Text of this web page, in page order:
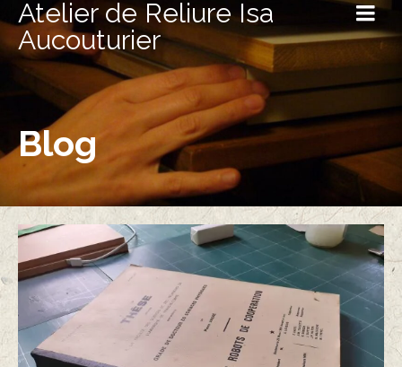
Atelier de Reliure Isa
Aucouturier
Blog